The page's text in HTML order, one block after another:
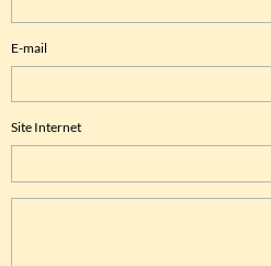
E-mail
Site Internet